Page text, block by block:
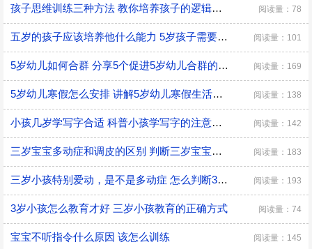
孩子思维训练三种方法 教你培养孩子的逻辑思维 阅读量：78
五岁的孩子应该培养他什么能力 5岁孩子需要培养的能力 阅读量：101
5岁幼儿如何合群 分享5个促进5岁幼儿合群的技巧 阅读量：169
5岁幼儿寒假怎么安排 讲解5岁幼儿寒假生活安排 阅读量：138
小孩几岁学写字合适 科普小孩学写字的注意事项 阅读量：142
三岁宝宝多动症和调皮的区别 判断三岁宝宝是多动症和调皮的方法 阅读量：183
三岁小孩特别爱动，是不是多动症 怎么判断3岁多动症？ 阅读量：193
3岁小孩怎么教育才好 三岁小孩教育的正确方式 阅读量：74
宝宝不听指令什么原因 该怎么训练 阅读量：145